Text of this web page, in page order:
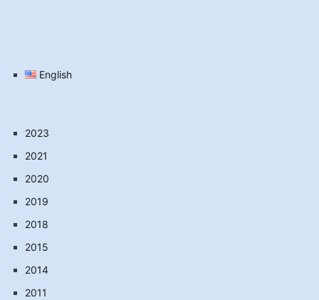
English
2023
2021
2020
2019
2018
2015
2014
2011